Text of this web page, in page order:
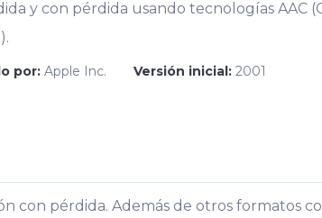
y con pérdida usando tecnologías AAC
por: Apple Inc. Versión inicial: 2001
con pérdida. Además de otros formatos